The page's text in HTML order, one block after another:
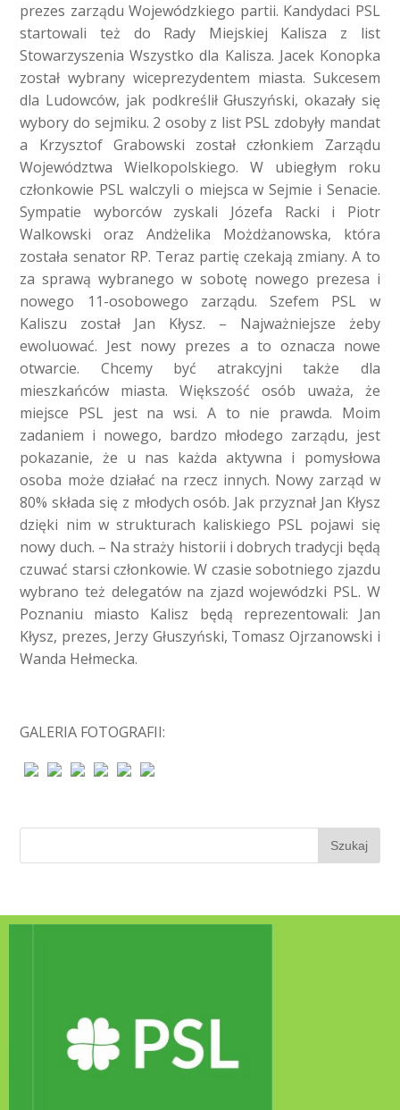
prezes zarządu Wojewódzkiego partii. Kandydaci PSL
startowali też do Rady Miejskiej Kalisza z list
Stowarzyszenia Wszystko dla Kalisza. Jacek Konopka
został wybrany wiceprezydentem miasta. Sukcesem
dla Ludowców, jak podkreślił Głuszyński, okazały się
wybory do sejmiku. 2 osoby z list PSL zdobyły mandat
a Krzysztof Grabowski został członkiem Zarządu
Województwa Wielkopolskiego. W ubiegłym roku
członkowie PSL walczyli o miejsca w Sejmie i Senacie.
Sympatie wyborców zyskali Józefa Racki i Piotr
Walkowski oraz Andżelika Możdżanowska, która
została senator RP. Teraz partię czekają zmiany. A to
za sprawą wybranego w sobotę nowego prezesa i
nowego 11-osobowego zarządu. Szefem PSL w
Kaliszu został Jan Kłysz. – Najważniejsze żeby
ewoluować. Jest nowy prezes a to oznacza nowe
otwarcie. Chcemy być atrakcyjni także dla
mieszkańców miasta. Większość osób uważa, że
miejsce PSL jest na wsi. A to nie prawda. Moim
zadaniem i nowego, bardzo młodego zarządu, jest
pokazanie, że u nas każda aktywna i pomysłowa
osoba może działać na rzecz innych. Nowy zarząd w
80% składa się z młodych osób. Jak przyznał Jan Kłysz
dzięki nim w strukturach kaliskiego PSL pojawi się
nowy duch. – Na straży historii i dobrych tradycji będą
czuwać starsi członkowie. W czasie sobotniego zjazdu
wybrano też delegatów na zjazd wojewódzki PSL. W
Poznaniu miasto Kalisz będą reprezentowali: Jan
Kłysz, prezes, Jerzy Głuszyński, Tomasz Ojrzanowski i
Wanda Hełmecka.
GALERIA FOTOGRAFII: